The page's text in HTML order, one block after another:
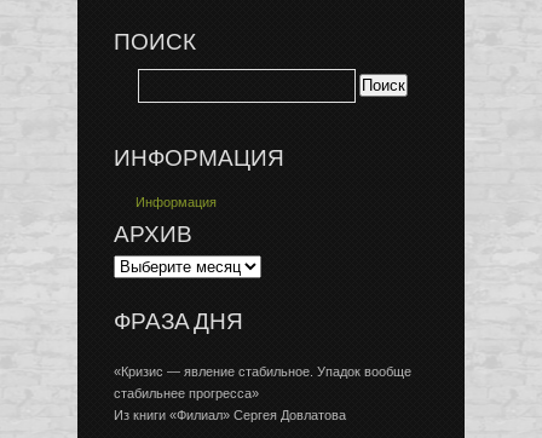
ПОИСК
ИНФОРМАЦИЯ
Информация
АРХИВ
ФРАЗА ДНЯ
«Кризис — явление стабильное. Упадок вообще
стабильнее прогресса»
Из книги «Филиал» Сергея Довлатова